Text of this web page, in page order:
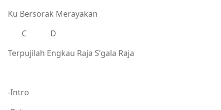
Ku Bersorak Merayakan
C D
Terpujilah Engkau Raja S’gala Raja
-Intro